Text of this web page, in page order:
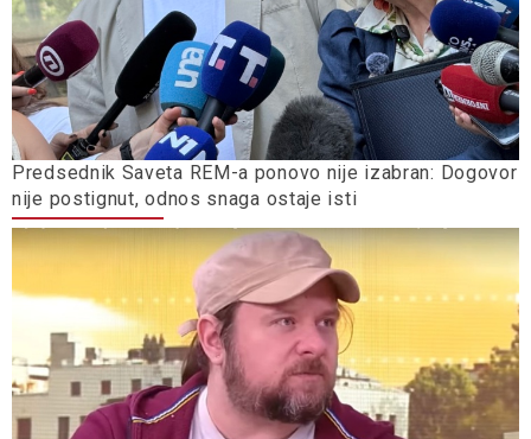
Predsednik Saveta REM-a ponovo nije izabran: Dogovor
nije postignut, odnos snaga ostaje isti